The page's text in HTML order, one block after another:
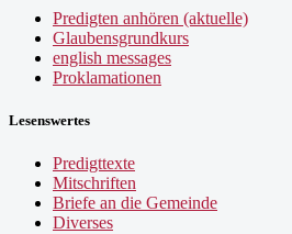
Predigten anhören (aktuelle)
Glaubensgrundkurs
english messages
Proklamationen
Lesenswertes
Predigttexte
Mitschriften
Briefe an die Gemeinde
Diverses